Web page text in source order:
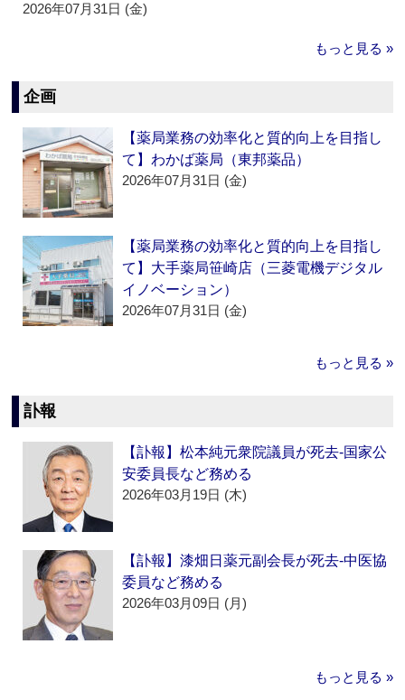
2026年07月31日 (金)
もっと見る »
企画
【薬局業務の効率化と質的向上を目指し
て】わかば薬局（東邦薬品）
2026年07月31日 (金)
【薬局業務の効率化と質的向上を目指し
て】大手薬局笹崎店（三菱電機デジタル
イノベーション）
2026年07月31日 (金)
もっと見る »
訃報
【訃報】松本純元衆院議員が死去‐国家公
安委員長など務める
2026年03月19日 (木)
【訃報】漆畑日薬元副会長が死去‐中医協
委員など務める
2026年03月09日 (月)
もっと見る »